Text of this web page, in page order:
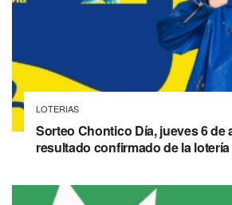
LOTERIAS
Sorteo Chontico Día, jueves 6 de
resultado confirmado de la lotería